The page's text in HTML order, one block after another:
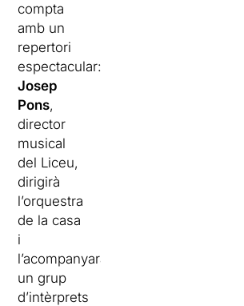
compta
amb un
repertori
espectacular:
Josep
Pons,
director
musical
del Liceu,
dirigirà
l’orquestra
de la casa
i
l’acompanyaran
un grup
d’intèrprets